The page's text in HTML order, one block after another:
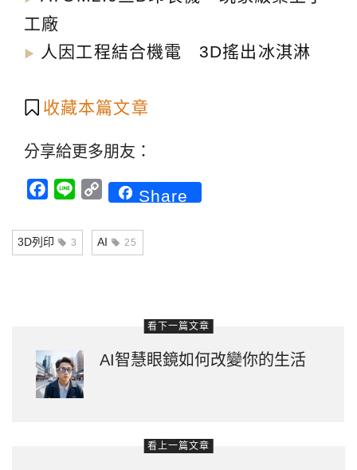
工廠
▶︎ 人因工程結合機電 3D搖出冰淇淋
收藏本篇文章
分享給更多朋友：
Facebook
Line CopyShare
3D列印 3 AI 25
看下一篇文章
AI智慧眼鏡如何改變你的生活
看上一篇文章